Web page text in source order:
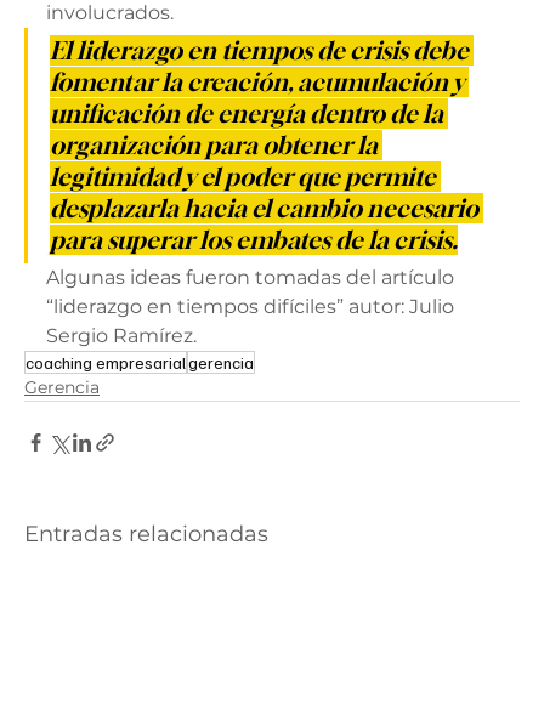
involucrados.
El liderazgo en tiempos de crisis debe
fomentar la creación, acumulación y
unificación de energía dentro de la
organización para obtener la
legitimidad y el poder que permite
desplazarla hacia el cambio necesario
para superar los embates de la crisis.
Algunas ideas fueron tomadas del artículo
“liderazgo en tiempos difíciles” autor: Julio
Sergio Ramírez.
coaching empresarialgerencia
Gerencia
Entradas relacionadas